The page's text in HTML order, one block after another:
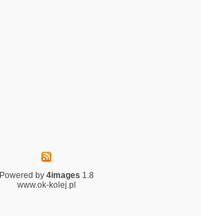
Powered by 4images 1.8
www.ok-kolej.pl